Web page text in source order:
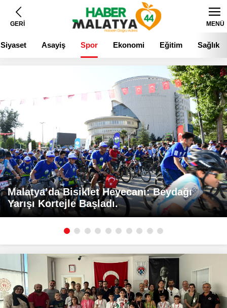
GERİ MENÜ
Siyaset Asayiş Spor Ekonomi Eğitim Sağlık
Malatya’da Bisiklet Heyecanı: Beydağı
Yarışı Kortejle Başladı.